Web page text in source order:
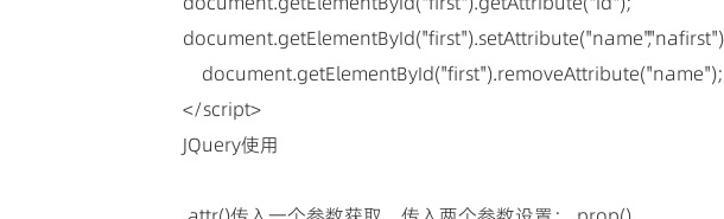
document.getElementById("first").removeAttribute("name");
</script>
JQuery使用